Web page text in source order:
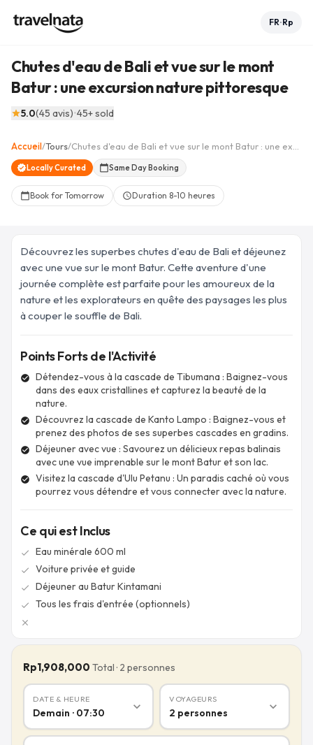
FR•Rp
Chutes d'eau de Bali et vue sur le mont
Batur : une excursion nature pittoresque
star5.0(45 avis)•45+ sold
+4
Accueil/Tours/
verifiedLocally Curated calendar_todaySame Day Booking
calendar_todayBook for Tomorrow scheduleDuration 8-10 heures
Découvrez les superbes chutes d'eau de Bali et déjeunez
avec une vue sur le mont Batur. Cette aventure d'une
journée complète est parfaite pour les amoureux de la
nature et les explorateurs en quête des paysages les plus
à couper le souffle de Bali.
Points Forts de l'Activité
check_circle
Détendez-vous à la cascade de Tibumana : Baignez-vous
dans des eaux cristallines et capturez la beauté de la
nature.
check_circle
Découvrez la cascade de Kanto Lampo : Baignez-vous et
prenez des photos de ses superbes cascades en gradins.
check_circle
Déjeuner avec vue : Savourez un délicieux repas balinais
avec une vue imprenable sur le mont Batur et son lac.
check_circle
Visitez la cascade d'Ulu Petanu : Un paradis caché où vous
pourrez vous détendre et vous connecter avec la nature.
Ce qui est Inclus
check Eau minérale 600 ml
check Voiture privée et guide
check Déjeuner au Batur Kintamani
check Tous les frais d'entrée (optionnels)
close
Rp1,908,000 Total · 2 personnes
DATE & HEURE
Demain · 07:30 expand_more
VOYAGEURS
2 personnes expand_more